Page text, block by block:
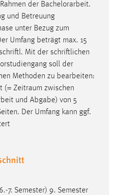
der Bachelorarbeit.
und Betreuung
unter Bezug zum
Umfang beträgt max. 15
Mit der schriftlichen
soll der
Methoden zu bearbeiten:
(= Zeitraum zwischen
und Abgabe) von 5
Der Umfang kann ggf.
7. Semester) 9. Semester